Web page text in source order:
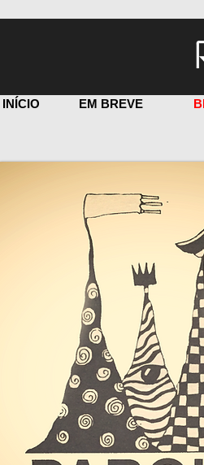
INÍCIO EM BREVE